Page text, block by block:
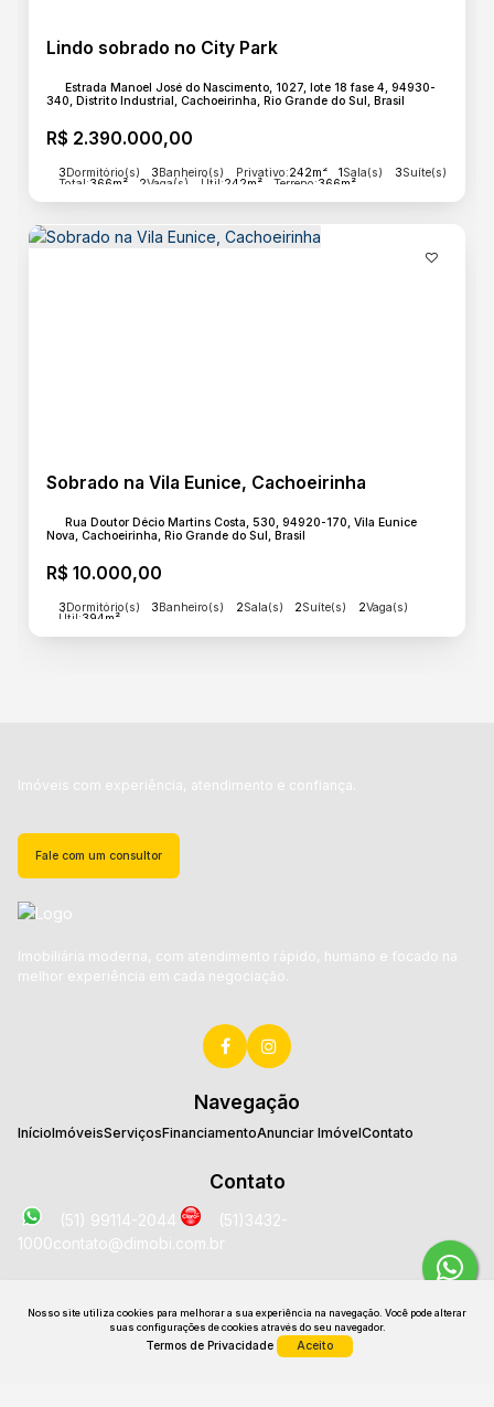
Nosso site utiliza cookies para melhorar a sua experiência na navegação. Você pode alterar
suas configurações de cookies através do seu navegador.
Termos de Privacidade Aceito
Energia
Pavimentação
Água
Lindo sobrado no City Park
R$ 2.390.000,00
Estrada Manoel José do Nascimento, 1027, lote 18 fase 4, 94930-
340, Distrito Industrial, Cachoeirinha, Rio Grande do Sul, Brasil
3Dormitório(s) 3Banheiro(s) Privativo:242m² 1Sala(s) 3Suíte(s)
Total:366m² 2Vaga(s) Útil:242m² Terreno:366m²
Sobrado na Vila Eunice, Cachoeirinha
R$ 10.000,00
Rua Doutor Décio Martins Costa, 530, 94920-170, Vila Eunice
Nova, Cachoeirinha, Rio Grande do Sul, Brasil
3Dormitório(s) 3Banheiro(s) 2Sala(s) 2Suíte(s) 2Vaga(s)
Útil:394m²
Imóveis com experiência, atendimento e confiança.
Fale com um consultor
Imobiliária moderna, com atendimento rápido, humano e focado na
melhor experiência em cada negociação.
Navegação
InícioImóveisServiçosFinanciamentoAnunciar ImóvelContato
Contato
(51) 99114-2044
(51)3432-
1000contato@dimobi.com.br
Avenida José Loureiro da Silva, 2025, Sala 1707, Centro,
Brasil